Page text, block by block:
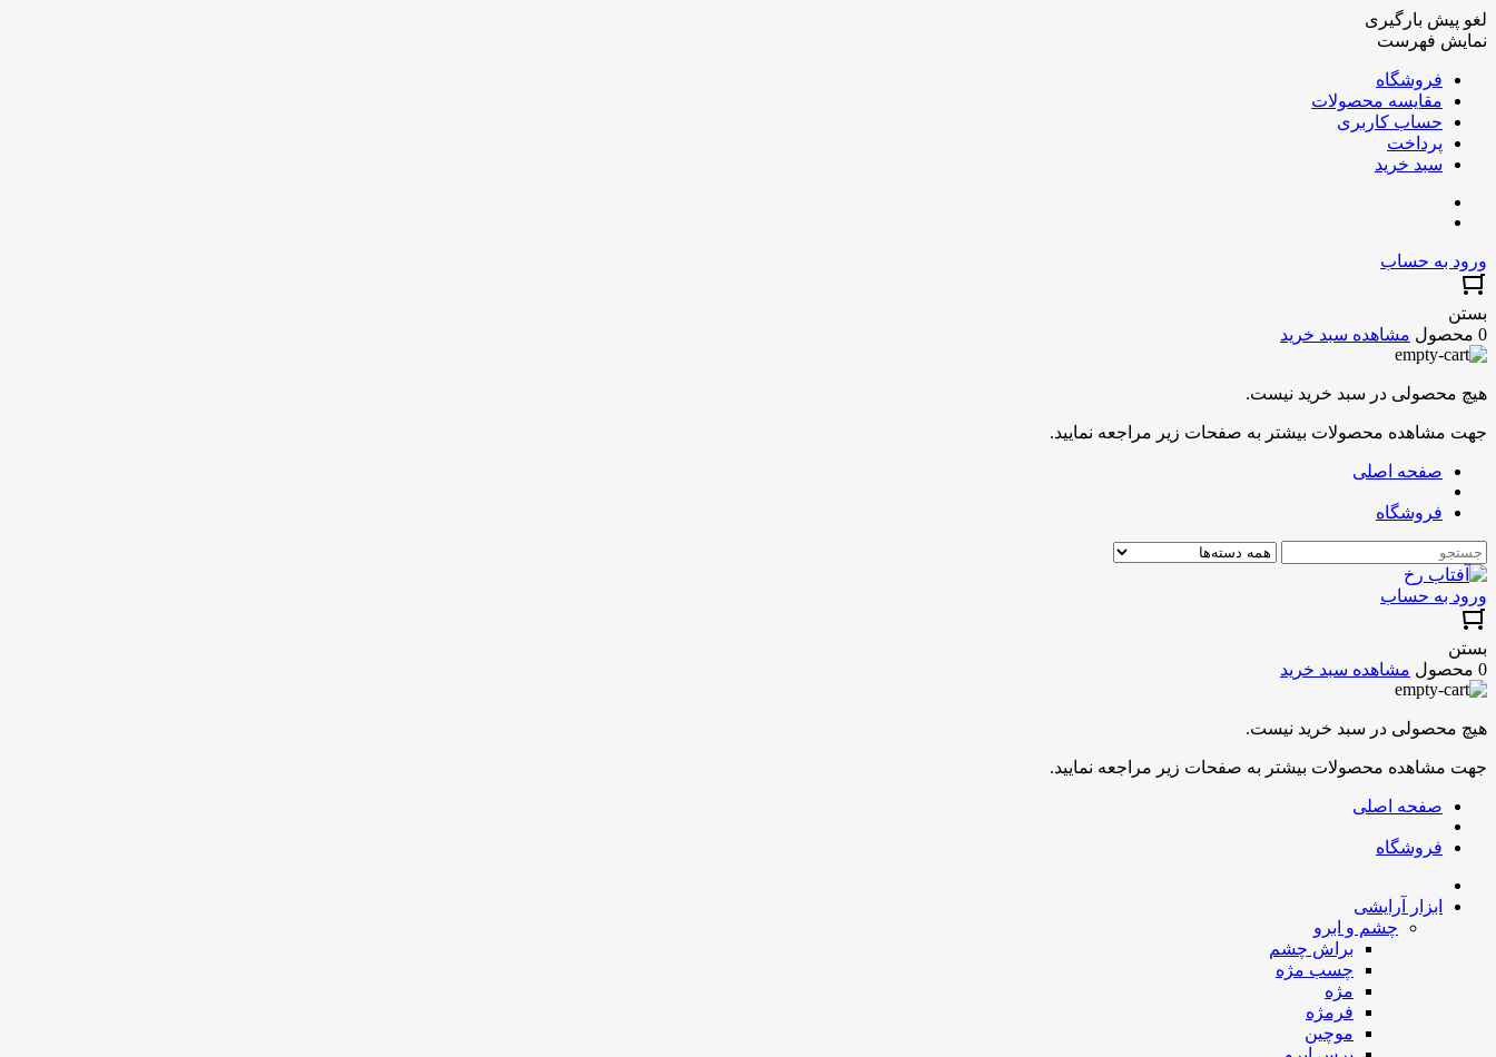
لغو پیش بارگیری
نمایش فهرست
فروشگاه
مقایسه محصولات
حساب کاربری
پرداخت
سبد خرید
ورود به حساب
بستن
0 محصول
مشاهده سبد خرید
هیچ محصولی در سبد خرید نیست.
جهت مشاهده محصولات بیشتر به صفحات زیر مراجعه نمایید.
صفحه اصلی
فروشگاه
ورود به حساب
بستن
0 محصول
مشاهده سبد خرید
هیچ محصولی در سبد خرید نیست.
جهت مشاهده محصولات بیشتر به صفحات زیر مراجعه نمایید.
صفحه اصلی
فروشگاه
ابزار آرایشی
چشم و ابرو
براش چشم
چسب مژه
مژه
فرمژه
موچین